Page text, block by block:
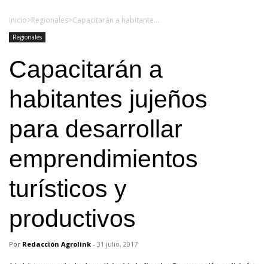
Inicio>Regionales> Capacitarán a habitantes jujeños para desarrollar emprendimientos turísticos y productivos
Regionales
Capacitarán a
habitantes jujeños
para desarrollar
emprendimientos
turísticos y
productivos
Por Redacción Agrolink - 31 julio, 2017